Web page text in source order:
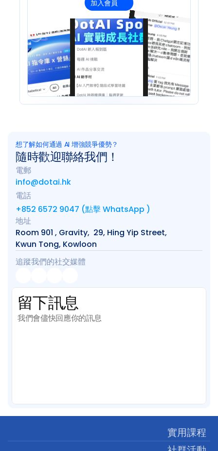
加入會員
想了解如何通過 AI 增強競爭優勢？
隨時歡迎聯絡我們！
電郵
info@dotai.hk
電話
+852 6572 9047 (點擊 WhatsApp )
地址
Room 901 , Gravity,  29, Hing Yip Street,
Kwun Tong, Kowloon
追蹤我們的社交媒體
留下訊息
我們會儘快回應你的訊息
實用課程